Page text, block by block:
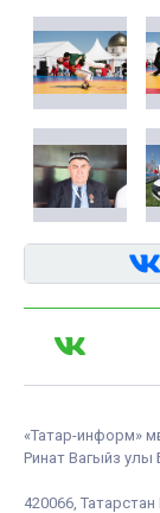
«Татар-информ»
Ринат Вагыйз улы
420066,